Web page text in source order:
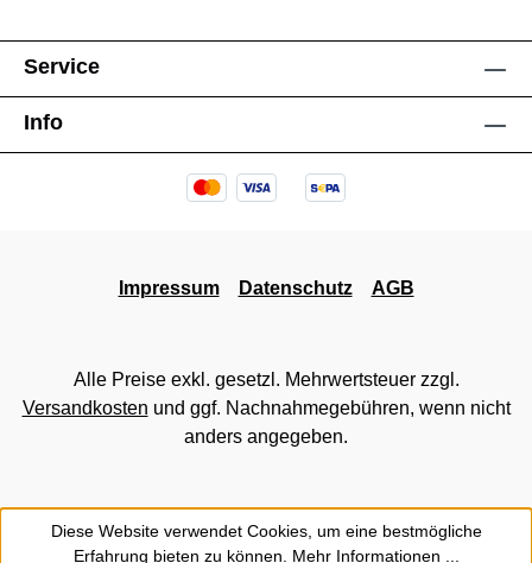
Service
Info
Impressum Datenschutz AGB
Alle Preise exkl. gesetzl. Mehrwertsteuer zzgl.
Versandkosten und ggf. Nachnahmegebühren, wenn nicht
anders angegeben.
Diese Website verwendet Cookies, um eine bestmögliche
Erfahrung bieten zu können. Mehr Informationen ...